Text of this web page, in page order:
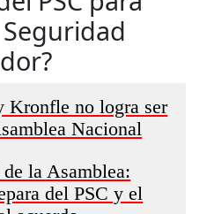
Seguridad
Kronfle no logra ser
Nacional
la Asamblea:
del PSC y el